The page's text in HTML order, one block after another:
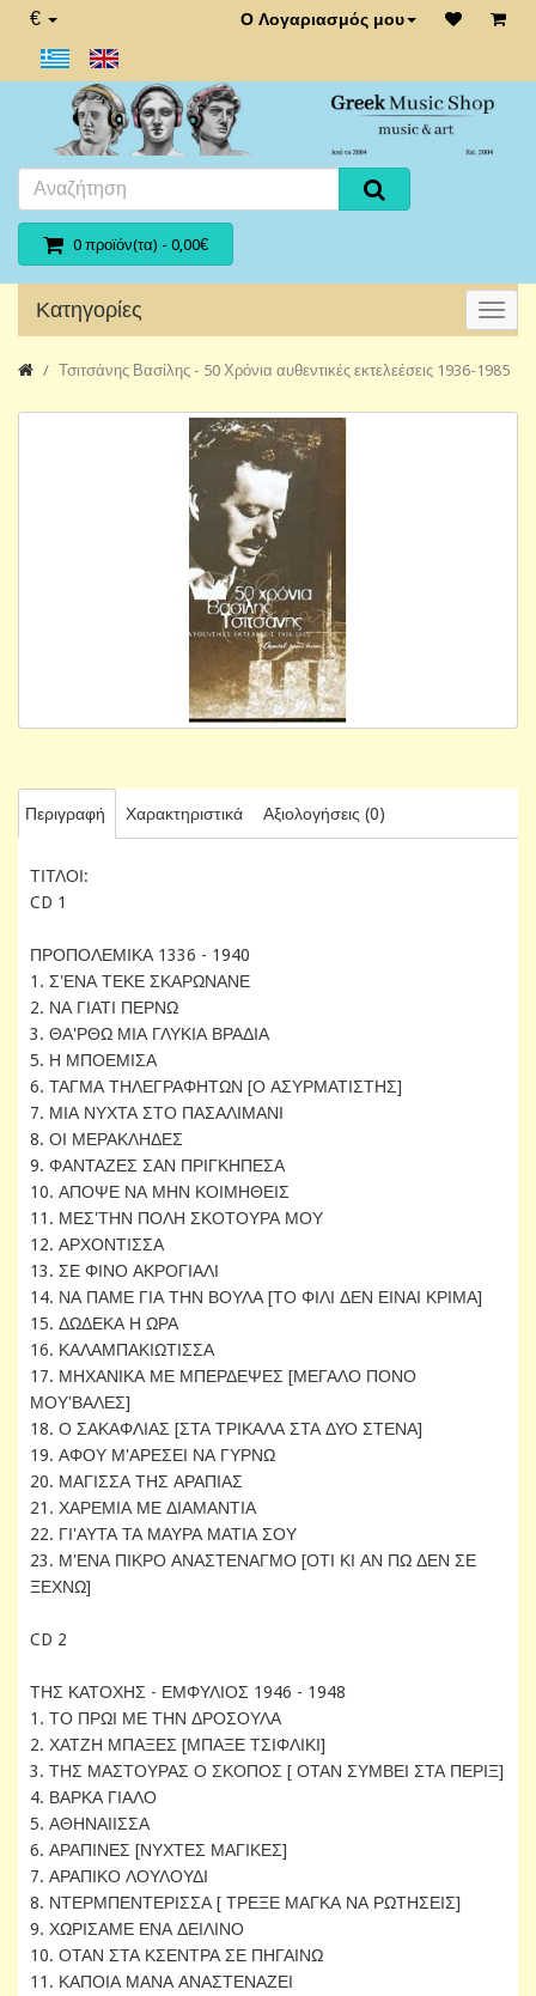
€ Ο Λογαριασμός μου
0 προϊόν(τα) - 0,00€
Κατηγορίες
Τσιτσάνης Βασίλης - 50 Χρόνια αυθεντικές εκτελεέσεις 1936-1985
Περιγραφή Χαρακτηριστικά Αξιολογήσεις (0)
ΤΙΤΛΟΙ:
CD 1
ΠΡΟΠΟΛΕΜΙΚΑ 1336 - 1940
1. Σ'ΕΝΑ ΤΕΚΕ ΣΚΑΡΩΝΑΝΕ
2. ΝΑ ΓΙΑΤΙ ΠΕΡΝΩ
3. ΘΑ'ΡΘΩ ΜΙΑ ΓΛΥΚΙΑ ΒΡΑΔΙΑ
5. Η ΜΠΟΕΜΙΣΑ
6. ΤΑΓΜΑ ΤΗΛΕΓΡΑΦΗΤΩΝ [Ο ΑΣΥΡΜΑΤΙΣΤΗΣ]
7. ΜΙΑ ΝΥΧΤΑ ΣΤΟ ΠΑΣΑΛΙΜΑΝΙ
8. ΟΙ ΜΕΡΑΚΛΗΔΕΣ
9. ΦΑΝΤΑΖΕΣ ΣΑΝ ΠΡΙΓΚΗΠΕΣΑ
10. ΑΠΟΨΕ ΝΑ ΜΗΝ ΚΟΙΜΗΘΕΙΣ
11. ΜΕΣ'ΤΗΝ ΠΟΛΗ ΣΚΟΤΟΥΡΑ ΜΟΥ
12. ΑΡΧΟΝΤΙΣΣΑ
13. ΣΕ ΦΙΝΟ ΑΚΡΟΓΙΑΛΙ
14. ΝΑ ΠΑΜΕ ΓΙΑ ΤΗΝ ΒΟΥΛΑ [ΤΟ ΦΙΛΙ ΔΕΝ ΕΙΝΑΙ ΚΡΙΜΑ]
15. ΔΩΔΕΚΑ Η ΩΡΑ
16. ΚΑΛΑΜΠΑΚΙΩΤΙΣΣΑ
17. ΜΗΧΑΝΙΚΑ ΜΕ ΜΠΕΡΔΕΨΕΣ [ΜΕΓΑΛΟ ΠΟΝΟ
ΜΟΥ'ΒΑΛΕΣ]
18. Ο ΣΑΚΑΦΛΙΑΣ [ΣΤΑ ΤΡΙΚΑΛΑ ΣΤΑ ΔΥΟ ΣΤΕΝΑ]
19. ΑΦΟΥ Μ'ΑΡΕΣΕΙ ΝΑ ΓΥΡΝΩ
20. ΜΑΓΙΣΣΑ ΤΗΣ ΑΡΑΠΙΑΣ
21. ΧΑΡΕΜΙΑ ΜΕ ΔΙΑΜΑΝΤΙΑ
22. ΓΙ'ΑΥΤΑ ΤΑ ΜΑΥΡΑ ΜΑΤΙΑ ΣΟΥ
23. Μ'ΕΝΑ ΠΙΚΡΟ ΑΝΑΣΤΕΝΑΓΜΟ [ΟΤΙ ΚΙ ΑΝ ΠΩ ΔΕΝ ΣΕ
ΞΕΧΝΩ]
CD 2
ΤΗΣ ΚΑΤΟΧΗΣ - ΕΜΦΥΛΙΟΣ 1946 - 1948
1. ΤΟ ΠΡΩΙ ΜΕ ΤΗΝ ΔΡΟΣΟΥΛΑ
2. ΧΑΤΖΗ ΜΠΑΞΕΣ [ΜΠΑΞΕ ΤΣΙΦΛΙΚΙ]
3. ΤΗΣ ΜΑΣΤΟΥΡΑΣ Ο ΣΚΟΠΟΣ [ ΟΤΑΝ ΣΥΜΒΕΙ ΣΤΑ ΠΕΡΙΞ]
4. ΒΑΡΚΑ ΓΙΑΛΟ
5. ΑΘΗΝΑΙΙΣΣΑ
6. ΑΡΑΠΙΝΕΣ [ΝΥΧΤΕΣ ΜΑΓΙΚΕΣ]
7. ΑΡΑΠΙΚΟ ΛΟΥΛΟΥΔΙ
8. ΝΤΕΡΜΠΕΝΤΕΡΙΣΣΑ [ ΤΡΕΞΕ ΜΑΓΚΑ ΝΑ ΡΩΤΗΣΕΙΣ]
9. ΧΩΡΙΣΑΜΕ ΕΝΑ ΔΕΙΛΙΝΟ
10. ΟΤΑΝ ΣΤΑ ΚΣΕΝΤΡΑ ΣΕ ΠΗΓΑΙΝΩ
11. ΚΑΠΟΙΑ ΜΑΝΑ ΑΝΑΣΤΕΝΑΖΕΙ